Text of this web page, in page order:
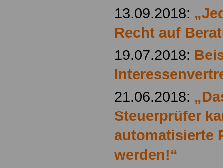
13.09.2018:
Recht auf
19.07.2018:
21.06.2018:
Steuerprüfer
automatisierte
werden!“